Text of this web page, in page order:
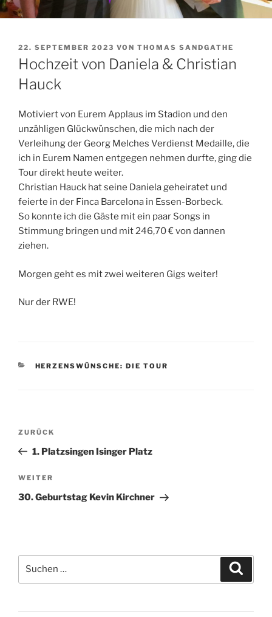
VERÖFFENTLICHT
AM
22. SEPTEMBER 2023 VON THOMAS SANDGATHE
Hochzeit von Daniela & Christian
Hauck
Motiviert von Eurem Applaus im Stadion und den
unzähligen Glückwünschen, die mich nach der
Verleihung der Georg Melches Verdienst Medaille, die
ich in Eurem Namen entgegen nehmen durfte, ging die
Tour direkt heute weiter.
Christian Hauck hat seine Daniela geheiratet und
feierte in der Finca Barcelona in Essen-Borbeck.
So konnte ich die Gäste mit ein paar Songs in
Stimmung bringen und mit 246,70 € von dannen
ziehen.
Morgen geht es mit zwei weiteren Gigs weiter!
Nur der RWE!
KATEGORIEN
HERZENSWÜNSCHE: DIE TOUR
Beitragsnavigation
Vorheriger
Beitrag
ZURÜCK
1. Platzsingen Isinger Platz
Nächster
Beitrag
WEITER
30. Geburtstag Kevin Kirchner
nach: